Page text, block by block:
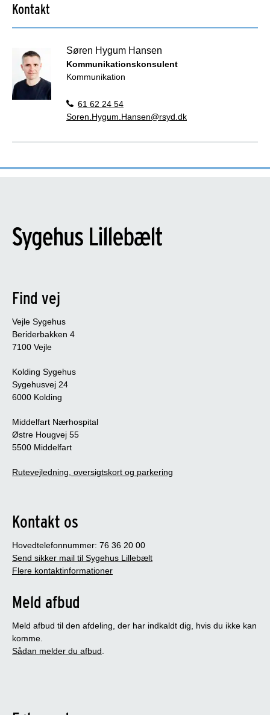
Kontakt
Søren Hygum Hansen
Kommunikationskonsulent
Kommunikation
61 62 24 54
Soren.Hygum.Hansen@rsyd.dk
Find vej
Vejle Sygehus
Beriderbakken 4
7100 Vejle
Kolding Sygehus
Sygehusvej 24
6000 Kolding
Middelfart Nærhospital
Østre Hougvej 55
5500 Middelfart
Rutevejledning, oversigtskort og parkering
Kontakt os
Hovedtelefonnummer: 76 36 20 00
Send sikker mail til Sygehus Lillebælt
Flere kontaktinformationer
Meld afbud
Meld afbud til den afdeling, der har indkaldt dig, hvis du ikke kan
komme.
Sådan melder du afbud.